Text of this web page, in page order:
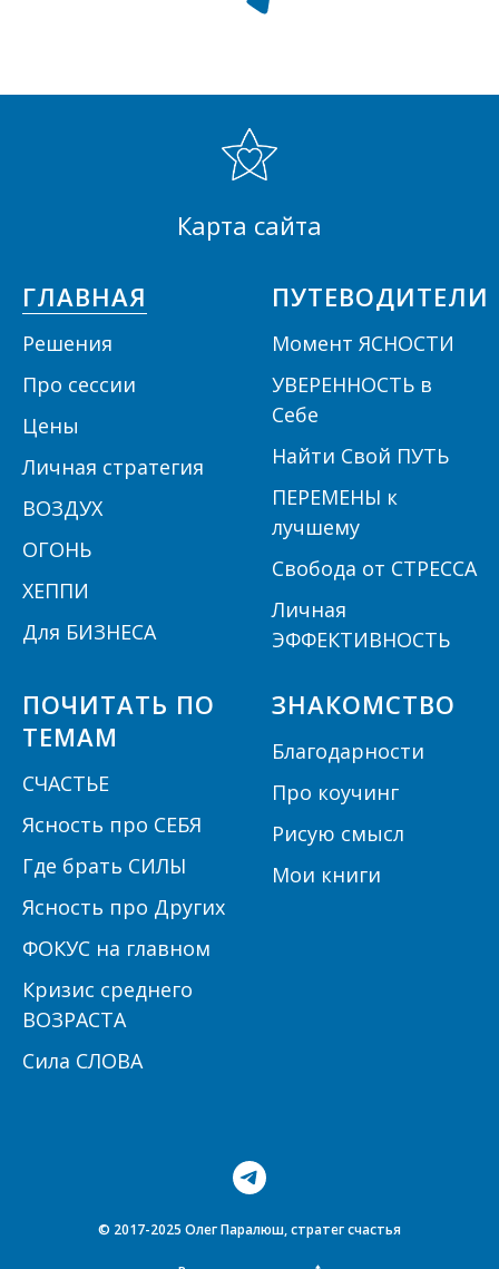
Карта сайта
ГЛАВНАЯ
Решения
Про сессии
Цены
Личная стратегия
ВОЗДУХ
ОГОНЬ
ХЕППИ
Для БИЗНЕСА
ПУТЕВОДИТЕЛИ
Момент ЯСНОСТИ
УВЕРЕННОСТЬ в
Себе
Найти Свой ПУТЬ
ПЕРЕМЕНЫ к
лучшему
Свобода от СТРЕССА
Личная
ЭФФЕКТИВНОСТЬ
ПОЧИТАТЬ ПО
ТЕМАМ
СЧАСТЬЕ
Ясность про СЕБЯ
Где брать СИЛЫ
Ясность про Других
ФОКУС на главном
Кризис среднего
ВОЗРАСТА
Сила СЛОВА
ЗНАКОМСТВО
Благодарности
Про коучинг
Рисую смысл
Мои книги
© 2017-2025 Олег Паралюш, стратег счастья